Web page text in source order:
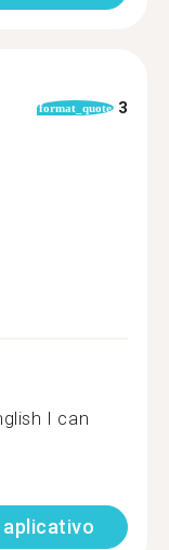
format_quote 3
I can
aplicativo